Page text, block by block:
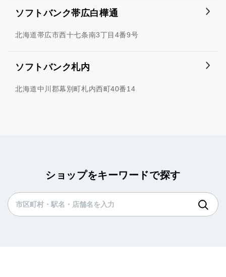
ソフトバンク帯広白樺通
北海道帯広市西十七条南3丁目4番9号
ソフトバンク札内
北海道中川郡幕別町札内西町40番14
ショップをキーワードで探す